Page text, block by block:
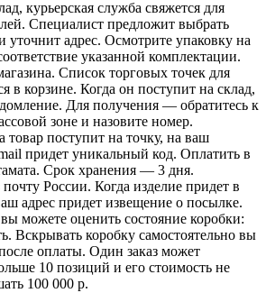
курьерская служба свяжется для
Специалист предложит выбрать
уточнит адрес. Осмотрите упаковку на
указанной комплектации.
Список торговых точек для
в корзине. Когда он поступит на склад,
Для получения — обратитесь к
зоне и назовите номер.
товар поступит на точку, на ваш
придет уникальный код. Оплатить в
Срок хранения — 3 дня.
почту России. Когда изделие придет в
адрес придет извещение о посылке.
можете оценить состояние коробки:
Вскрывать коробку самостоятельно вы
оплаты. Один заказ может
10 позиций и его стоимость не
100 000 р.